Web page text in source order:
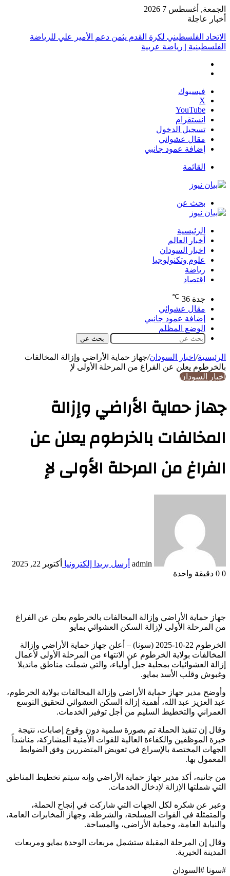
الجمعة, أغسطس 7 2026
أخبار عاجلة
الاتحاد الفلسطيني لكرة القدم يثمن دعم الأمير علي للرياضة
الفلسطينية | رياضة عربية
فيسبوك
‫X
‫YouTube
انستقرام
تسجيل الدخول
مقال عشوائي
إضافة عمود جانبي
القائمة
بحث عن
الرئيسية
أخبار العالم
اخبار السودان
علوم وتكنولوجيا
رياضة
اقتصاد
جدة 36
℃
مقال عشوائي
إضافة عمود جانبي
الوضع المظلم
بحث عن
الرئيسية/ اخبار السودان/جهاز حماية الأراضي وإزالة المخالفات
بالخرطوم يعلن عن الفراغ من المرحلة الأولى لإ
اخبار السودان
جهاز حماية الأراضي وإزالة
المخالفات بالخرطوم يعلن عن
الفراغ من المرحلة الأولى لإ
admin أرسل بريدا إلكترونيا أكتوبر 22, 2025
0
دقيقة واحدة
جهاز حماية الأراضي وإزالة المخالفات بالخرطوم يعلن عن الفراغ
من المرحلة الأولى لإزالة السكن العشوائي بمايو
الخرطوم 22-10-2025 (سونا) – أعلن جهاز حماية الأراضي وإزالة
المخالفات بولاية الخرطوم عن الانتهاء من المرحلة الأولى لأعمال
إزالة العشوائيات بمحلية جبل أولياء، والتي شملت مناطق مانديلا
وغبوش وقلب الأسد بمايو.
وأوضح مدير جهاز حماية الأراضي وإزالة المخالفات بولاية الخرطوم،
عبد العزيز عبد الله، أهمية إزالة السكن العشوائي لتحقيق التوسع
العمراني والتخطيط السليم من أجل توفير الخدمات.
وقال إن تنفيذ الحملة تم بصورة سلمية دون وقوع إصابات، نتيجة
خبرة الموظفين والكفاءة العالية للقوات الأمنية المشاركة، مناشداً
الجهات المختصة بالإسراع في تعويض المتضررين وفق الضوابط
المعمول بها.
من جانبه، أكد مدير جهاز حماية الأراضي وإنه سيتم تخطيط المناطق
التي شملتها الإزالة لإدخال الخدمات.
وعبر عن شكره لكل الجهات التي شاركت في إنجاح الحملة،
والمتمثلة في القوات المسلحة، والشرطة، وجهاز المخابرات العامة،
والنيابة العامة، وحماية الأراضي، والمساحة.
وقال إن المرحلة المقبلة ستشمل مربعات الوحدة بمايو ومربعات
المدينة الخيرية.
#سونا #السودان